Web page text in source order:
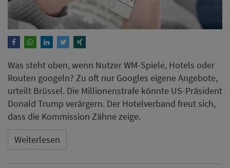
Was steht oben, wenn Nutzer WM-Spiele, Hotels oder
Routen googeln? Zu oft nur Googles eigene Angebote,
urteilt Brüssel. Die Millionenstrafe könnte US-Präsident
Donald Trump verärgern. Der Hotelverband freut sich,
dass die Kommission Zähne zeige.
Weiterlesen